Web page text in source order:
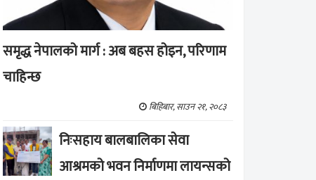
समृद्ध नेपालको मार्ग : अब बहस होइन, परिणाम
चाहिन्छ
बिहिबार, साउन २१, २०८३
निःसहाय बालबालिका सेवा
आश्रमको भवन निर्माणमा लायन्सको